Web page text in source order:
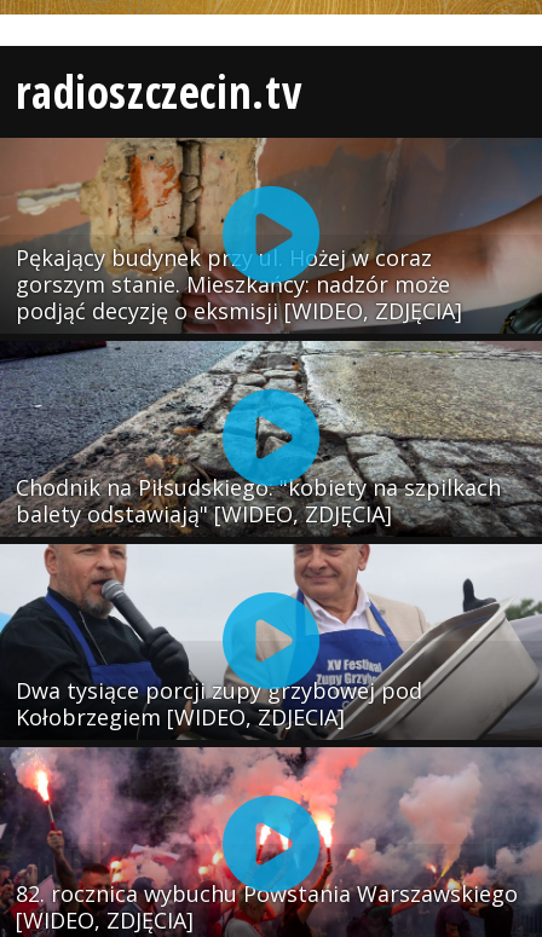
radioszczecin.tv
Pękający budynek przy ul. Hożej w coraz
gorszym stanie. Mieszkańcy: nadzór może
podjąć decyzję o eksmisji [WIDEO, ZDJĘCIA]
Chodnik na Piłsudskiego: "kobiety na szpilkach
balety odstawiają" [WIDEO, ZDJĘCIA]
Dwa tysiące porcji zupy grzybowej pod
Kołobrzegiem [WIDEO, ZDJECIA]
82. rocznica wybuchu Powstania Warszawskiego
[WIDEO, ZDJĘCIA]